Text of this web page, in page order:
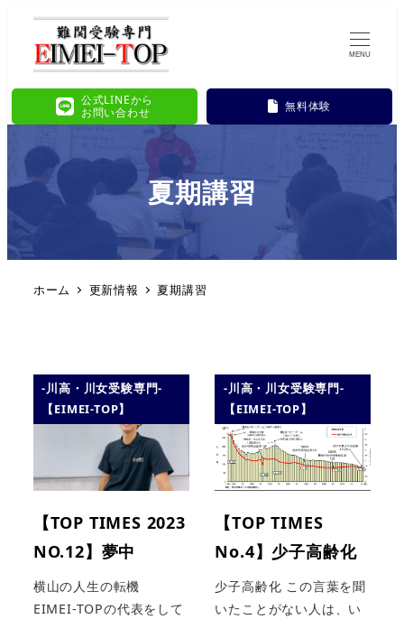
公式LINEから
お問い合わせ
無料体験
MENU
夏期講習
ホーム 更新情報 夏期講習
-川高・川女受験専門-
【EIMEI-TOP】
【TOP TIMES 2023
NO.12】夢中
横山の人生の転機
EIMEI-TOPの代表をして
-川高・川女受験専門-
【EIMEI-TOP】
【TOP TIMES
No.4】少子高齢化
少子高齢化 この言葉を聞
いたことがない人は、い